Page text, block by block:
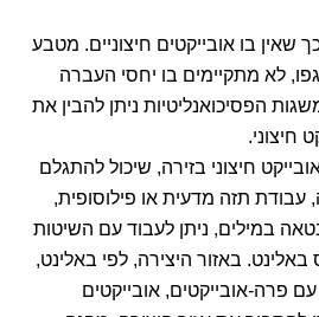
שאין בו אובייקטים חיצוניים. מטבע
לא מתקיימים בו יחסי העברה
הפסיכואנליטיות ניתן להבין את
חיצוני.
חיצוני בזירה, שיכול להתגלם
תזה מדעית או פילוסופית,
במילים, ניתן לעבוד עם השיטות
באזור היצירה, לפי באלינט,
פרה-אובייקטים, אובייקטים